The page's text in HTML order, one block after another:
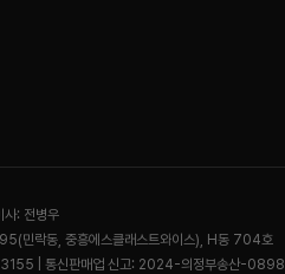
사: 전병우
민락동, 중흥에스클래스트와이스), H동 704호
| 통신판매업 신고: 2024-의정부송산-0898